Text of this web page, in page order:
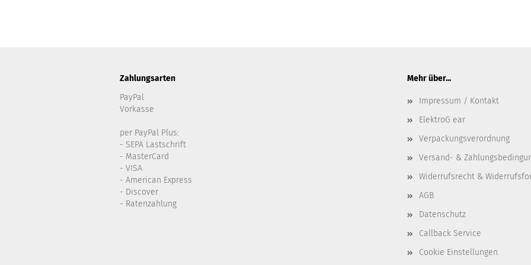
Zahlungsarten
PayPal
Vorkasse
per PayPal Plus:
- SEPA Lastschrift
- MasterCard
- VISA
- American Express
- Discover
- Ratenzahlung
Mehr über...
Impressum / Kontakt
ElektroG ear
Verpackungsverordnung
Versand- &
Widerrufsrecht &
AGB
Datenschutz
Callback Service
Cookie Einstellungen